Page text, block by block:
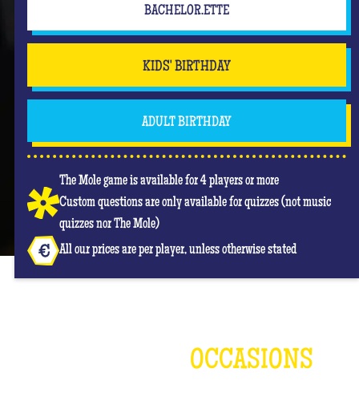
BACHELOR.ETTE
KIDS' BIRTHDAY
ADULT BIRTHDAY
The Mole game is available for 4 players or more
Custom questions are only available for quizzes (not music
quizzes nor The Mole)
All our prices are per player, unless otherwise stated
OCCASIONS